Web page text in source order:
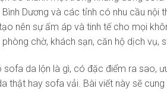
Bình Dương và các tỉnh có nhu cầu
nên sự ấm áp và tinh tế cho mọi
chờ, khách sạn, căn hộ dịch
sofa da lộn là gì, có đặc điểm ra sao,
thật hay sofa vải. Bài viết này sẽ